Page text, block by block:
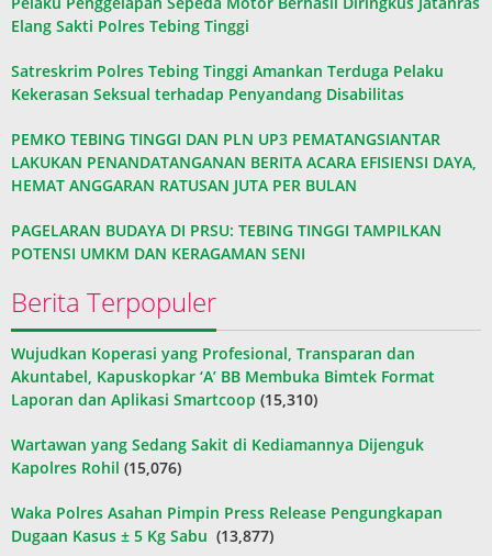
Elang Sakti Polres Tebing Tinggi
Satreskrim Polres Tebing Tinggi Amankan Terduga Pelaku
Kekerasan Seksual terhadap Penyandang Disabilitas
PEMKO TEBING TINGGI DAN PLN UP3 PEMATANGSIANTAR
LAKUKAN PENANDATANGANAN BERITA ACARA EFISIENSI DAYA,
HEMAT ANGGARAN RATUSAN JUTA PER BULAN
PAGELARAN BUDAYA DI PRSU: TEBING TINGGI TAMPILKAN
POTENSI UMKM DAN KERAGAMAN SENI
Berita Terpopuler
Wujudkan Koperasi yang Profesional, Transparan dan
Akuntabel, Kapuskopkar ‘A’ BB Membuka Bimtek Format
Laporan dan Aplikasi Smartcoop (15,310)
Wartawan yang Sedang Sakit di Kediamannya Dijenguk
Kapolres Rohil (15,076)
Waka Polres Asahan Pimpin Press Release Pengungkapan
Dugaan Kasus ± 5 Kg Sabu (13,877)